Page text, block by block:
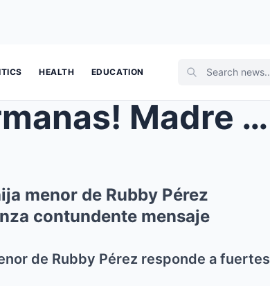
HEALTH EDUCATION
¡GUERRA entre hermanas! Madre de hija menor de Rub...
menor de Rubby Pérez
contundente mensaje
de Rubby Pérez responde a fuertes